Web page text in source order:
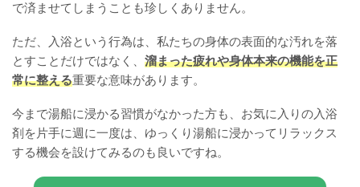
で済ませてしまうことも珍しくありません。
ただ、入浴という行為は、私たちの身体の表面的な汚れを落
とすことだけではなく、 溜まった疲れや身体本来の機能を正
常に整える重要な意味があります。
今まで湯船に浸かる習慣がなかった方も、お気に入りの入浴
剤を片手に週に一度は、ゆっくり湯船に浸かってリラックス
する機会を設けてみるのも良いですね。